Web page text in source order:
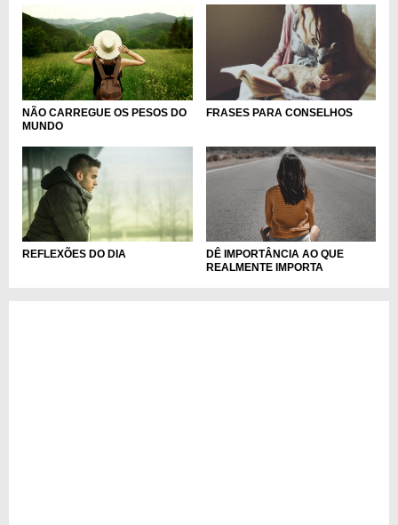
NÃO CARREGUE OS PESOS DO
MUNDO
FRASES PARA CONSELHOS
REFLEXÕES DO DIA
DÊ IMPORTÂNCIA AO QUE
REALMENTE IMPORTA